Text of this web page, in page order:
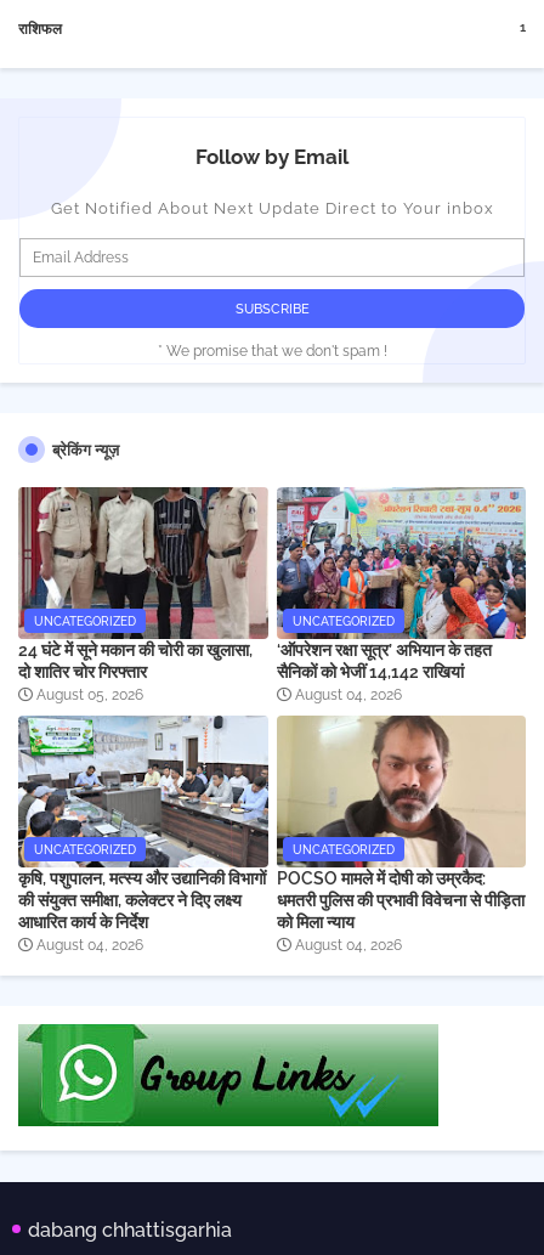
राशिफल 1
Follow by Email
Get Notified About Next Update Direct to Your inbox
* We promise that we don't spam !
ब्रेकिंग न्यूज़
UNCATEGORIZED
24 घंटे में सूने मकान की चोरी का खुलासा,
दो शातिर चोर गिरफ्तार
August 05, 2026
UNCATEGORIZED
‘ऑपरेशन रक्षा सूत्र’ अभियान के तहत
सैनिकों को भेजीं 14,142 राखियां
August 04, 2026
UNCATEGORIZED
कृषि, पशुपालन, मत्स्य और उद्यानिकी विभागों
की संयुक्त समीक्षा, कलेक्टर ने दिए लक्ष्य
आधारित कार्य के निर्देश
August 04, 2026
UNCATEGORIZED
POCSO मामले में दोषी को उम्रकैद:
धमतरी पुलिस की प्रभावी विवेचना से पीड़िता
को मिला न्याय
August 04, 2026
dabang chhattisgarhia